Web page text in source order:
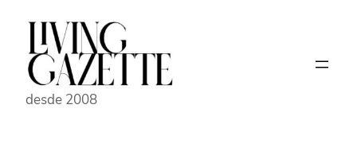
Pular
conteúdo
desde 2008